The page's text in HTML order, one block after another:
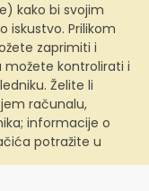
kako bi svojim
iskustvo. Prilikom
zaprimiti i
možete kontrolirati i
Želite li
računalu,
informacije o
potražite u